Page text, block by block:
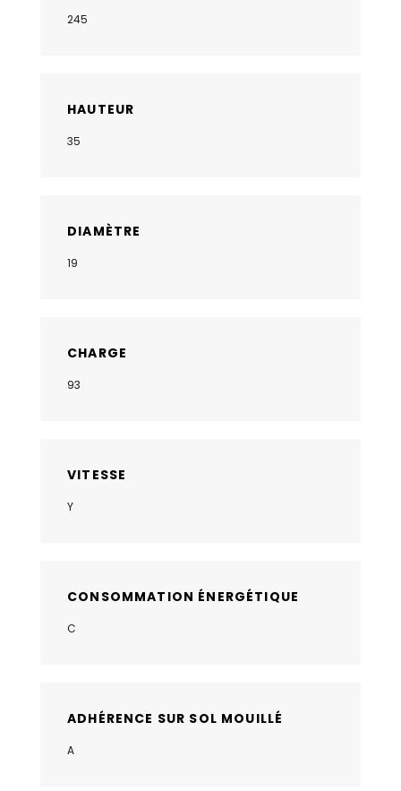
245
HAUTEUR
35
DIAMÈTRE
19
CHARGE
93
VITESSE
Y
CONSOMMATION ÉNERGÉTIQUE
C
ADHÉRENCE SUR SOL MOUILLÉ
A